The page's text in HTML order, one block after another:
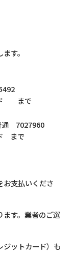
す。
ド まで
7027960
まで
お支払いくださ
ます。業者のご選
ットカード）も